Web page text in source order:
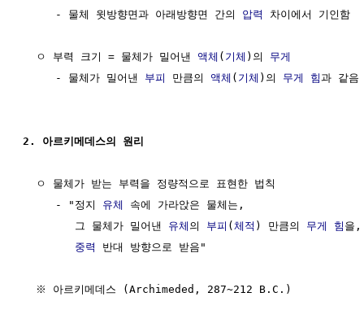
     - 물체 윗방향면과 아래방향면 간의
압력 차이에서 기인함
  ㅇ 부력 크기 = 물체가 밀어낸
액체 ( 기체 )의 무게
     - 물체가 밀어낸
부피 만큼의 액체 ( 기체 )의 무게 힘과 같음
2. 아르키메데스의 원리
  ㅇ 물체가 받는 부력을 정량적으로 표현한 법칙
     - "정지
유체
속에 가라앉은 물체는,
        그 물체가 밀어낸
유체 의 부피 (체적 ) 만큼의 무게 힘 을
중력
반대 방향으로 받음"
  ※ 아르키메데스 (Archimeded, 287~212 B.C.)